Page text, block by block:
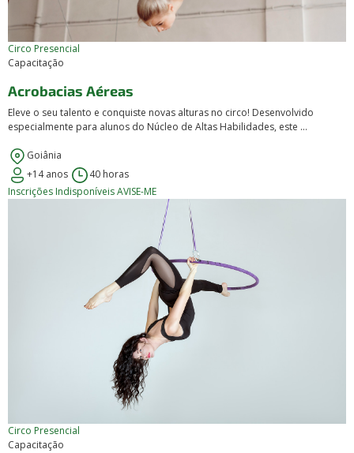
Circo Presencial
Capacitação
Acrobacias Aéreas
Eleve o seu talento e conquiste novas alturas no circo! Desenvolvido
especialmente para alunos do Núcleo de Altas Habilidades, este ...
Goiânia
+14 anos
40 horas
Inscrições IndisponíveisAVISE-ME
Circo Presencial
Capacitação